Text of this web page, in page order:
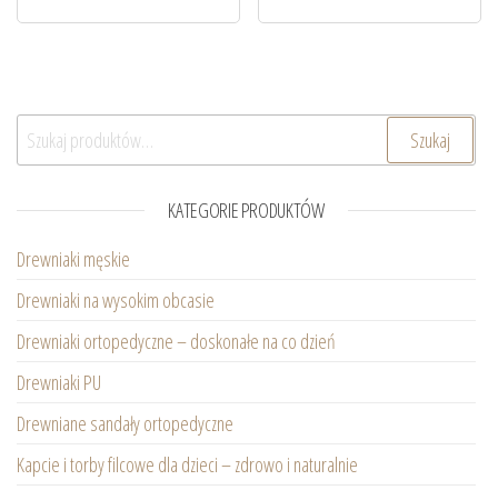
Szukaj: Szukaj
KATEGORIE PRODUKTÓW
Drewniaki męskie
Drewniaki na wysokim obcasie
Drewniaki ortopedyczne – doskonałe na co dzień
Drewniaki PU
Drewniane sandały ortopedyczne
Kapcie i torby filcowe dla dzieci – zdrowo i naturalnie